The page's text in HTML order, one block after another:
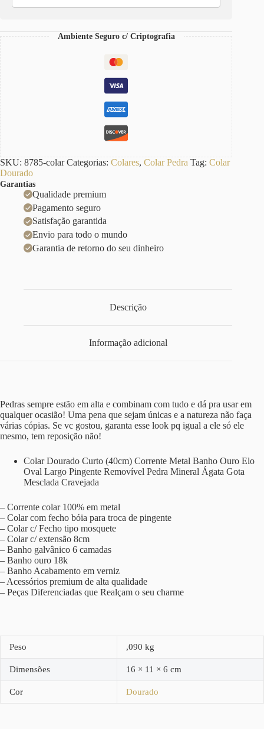
Ambiente Seguro c/ Criptografia
SKU: 8785-colar Categorias: Colares, Colar Pedra Tag: Colar
Dourado
Garantias
Qualidade premium
Pagamento seguro
Satisfação garantida
Envio para todo o mundo
Garantia de retorno do seu dinheiro
Descrição
Informação adicional
Pedras sempre estão em alta e combinam com tudo e dá pra usar em
qualquer ocasião! Uma pena que sejam únicas e a natureza não faça
várias cópias. Se vc gostou, garanta esse look pq igual a ele só ele
mesmo, tem reposição não!
Colar Dourado Curto (40cm) Corrente Metal Banho Ouro Elo
Oval Largo Pingente Removível Pedra Mineral Ágata Gota
Mesclada Cravejada
– Corrente colar 100% em metal
– Colar com fecho bóia para troca de pingente
– Colar c/ Fecho tipo mosquete
– Colar c/ extensão 8cm
– Banho galvânico 6 camadas
– Banho ouro 18k
– Banho Acabamento em verniz
– Acessórios premium de alta qualidade
– Peças Diferenciadas que Realçam o seu charme
Peso ,090 kg
Dimensões 16 × 11 × 6 cm
Cor Dourado